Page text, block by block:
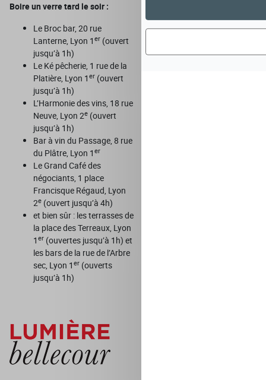
Boire un verre tard le soir :
Le Broc bar, 20 rue
Lanterne, Lyon 1 er (ouvert
jusqu’à 1h)
Le Ké pêcherie, 1 rue de la
Platière, Lyon 1 er (ouvert
jusqu’à 1h)
L’Harmonie des vins, 18 rue
Neuve, Lyon 2e (ouvert
jusqu’à 1h)
Bar à vin du Passage, 8 rue
du Plâtre, Lyon 1 er
Le Grand Café des
négociants, 1 place
Francisque Régaud, Lyon
2e (ouvert jusqu’à 4h)
et bien sûr : les terrasses de
la place des Terreaux, Lyon
1 er (ouvertes jusqu’à 1h) et
les bars de la rue de l’Arbre
sec, Lyon 1 er (ouverts
jusqu’à 1h)